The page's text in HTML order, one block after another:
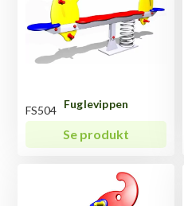
Fuglevippen
FS504
Se produkt